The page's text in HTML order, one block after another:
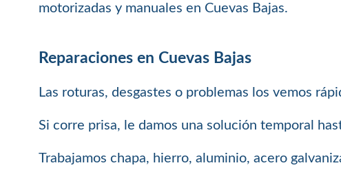
motorizadas y manuales en Cuevas Bajas.
Reparaciones en Cuevas Bajas
Las roturas, desgastes o problemas los vemos
Si corre prisa, le damos una solución temporal
Trabajamos chapa, hierro, aluminio, acero